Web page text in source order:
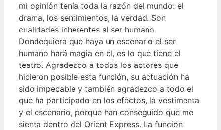
mi opinión tenía toda la razón del mundo: el
drama, los sentimientos, la verdad. Son
cualidades inherentes al ser humano.
Dondequiera que haya un escenario el ser
humano hará magia en él, es lo que tiene el
teatro. Agradezco a todos los actores que
hicieron posible esta función, su actuación ha
sido impecable y también agradezco a todo el
que ha participado en los efectos, la vestimenta
y el escenario, porque han conseguido que me
sienta dentro del Orient Express. La función